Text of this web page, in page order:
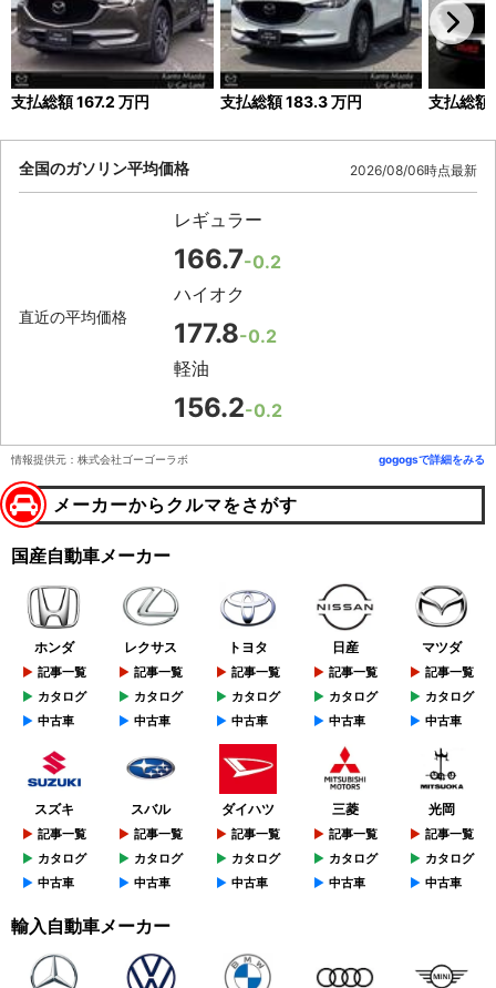
支払総額167.2 万円 支払総額183.3万円 支払総額
全国のガソリン平均価格 2026/08/06時点最新
直近の平均価格
レギュラー
166.7-0.2
ハイオク
177.8-0.2
軽油
156.2-0.2
情報提供元：株式会社ゴーゴーラボ gogogsで詳細をみる
メーカーからクルマをさがす
国産自動車メーカー
ホンダ
記事一覧
カタログ
中古車
レクサス
記事一覧
カタログ
中古車
トヨタ
記事一覧
カタログ
中古車
日産
記事一覧
カタログ
中古車
マツダ
記事一覧
カタログ
中古車
スズキ
記事一覧
カタログ
中古車
スバル
記事一覧
カタログ
中古車
ダイハツ
記事一覧
カタログ
中古車
三菱
記事一覧
カタログ
中古車
光岡
記事一覧
カタログ
中古車
輸入自動車メーカー